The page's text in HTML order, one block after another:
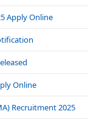
Apply Online
Online
Recruitment 2025